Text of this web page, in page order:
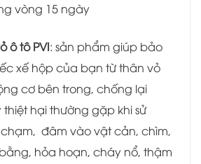
vòng 15 ngày
ô tô PVI: sản phẩm giúp bảo
xế hộp của bạn từ thân vỏ
cơ bên trong, chống lại
hại thường gặp khi sử
đâm vào vật cản, chìm,
hỏa hoạn, cháy nổ, thậm